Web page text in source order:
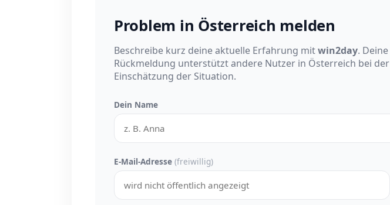
Problem in Österreich melden
Beschreibe kurz deine aktuelle Erfahrung mitwin2day. Deine
Rückmeldung unterstützt andere Nutzer in Österreich bei der
Einschätzung der Situation.
Dein Name
E-Mail-Adresse (freiwillig)